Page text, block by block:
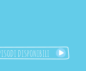
DISPONIBILI